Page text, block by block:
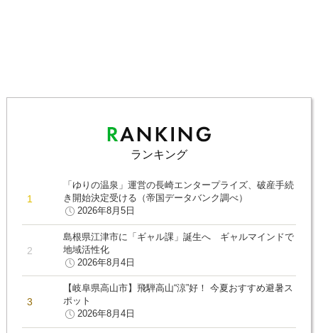
ランキング
「ゆりの温泉」運営の長崎エンタープライズ、破産手続
き開始決定受ける（帝国データバンク調べ）
2026年8月5日
島根県江津市に「ギャル課」誕生へ ギャルマインドで
地域活性化
2026年8月4日
【岐阜県高山市】飛騨高山“涼”好！ 今夏おすすめ避暑ス
ポット
2026年8月4日